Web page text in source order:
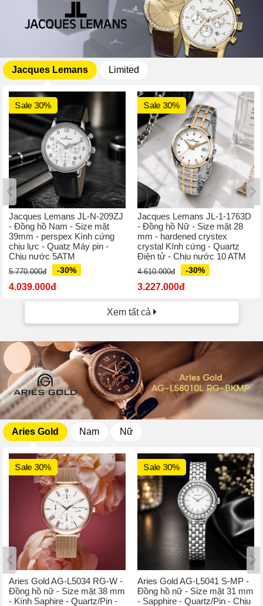
Jacques Lemans Limited
Sale 30%
Jacques Lemans JL-N-209ZJ
- Đồng hồ Nam - Size mặt
39mm - perspex Kính cứng
chịu lực - Quatz Máy pin -
Chịu nước 5ATM
5.770.000đ -30%
4.039.000đ
Sale 30%
Jacques Lemans JL-1-1763D
- Đồng hồ Nữ - Size mặt 28
mm - hardened crystex
crystal Kính cứng - Quartz
Điện tử - Chịu nước 10 ATM
4.610.000đ -30%
3.227.000đ
Xem tất cả
Aries Gold Nam Nữ
Sale 30%
Aries Gold AG-L5034 RG-W -
Đồng hồ nữ - Size mặt 38 mm
- Kính Saphire - Quartz/Pin -
Sale 30%
Aries Gold AG-L5041 S-MP -
Đồng hồ nữ - Size mặt 31 mm
- Sapphire - Quartz/Pin - Chịu